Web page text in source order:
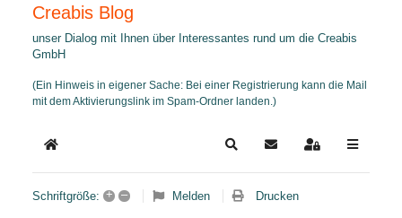
Creabis Blog
unser Dialog mit Ihnen über Interessantes rund um die Creabis
GmbH
(Ein Hinweis in eigener Sache: Bei einer Registrierung kann die Mail
mit dem Aktivierungslink im Spam-Ordner landen.)
Home SearchUpdates abonnieren
Sign In
Schriftgröße: + – Melden Drucken